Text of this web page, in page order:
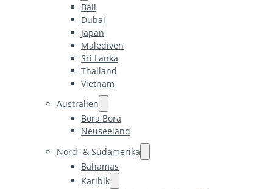
Bali
Dubai
Japan
Malediven
Sri Lanka
Thailand
Vietnam
Australien
Bora Bora
Neuseeland
Nord- & Südamerika
Bahamas
Karibik